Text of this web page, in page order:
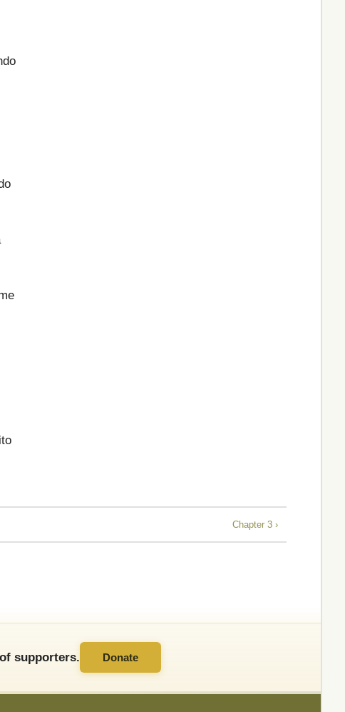
Chapter 3 ›
supporters. Donate